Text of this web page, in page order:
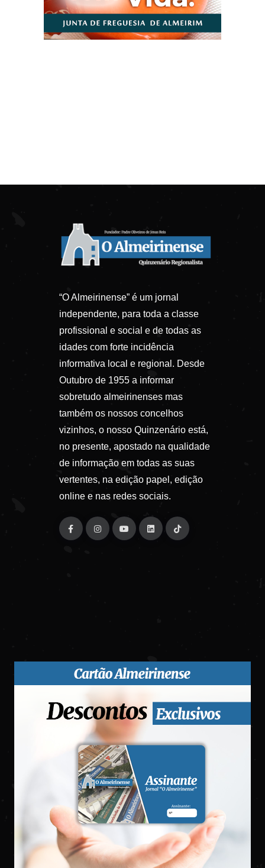
“O Almeirinense” é um jornal
independente, para toda a classe
profissional e social e de todas as
idades com forte incidência
informativa local e regional. Desde
Outubro de 1955 a informar
sobretudo almeirinenses mas
também os nossos concelhos
vizinhos, o nosso Quinzenário está,
no presente, apostado na qualidade
de informação em todas as suas
vertentes, na edição papel, edição
online e nas redes sociais.